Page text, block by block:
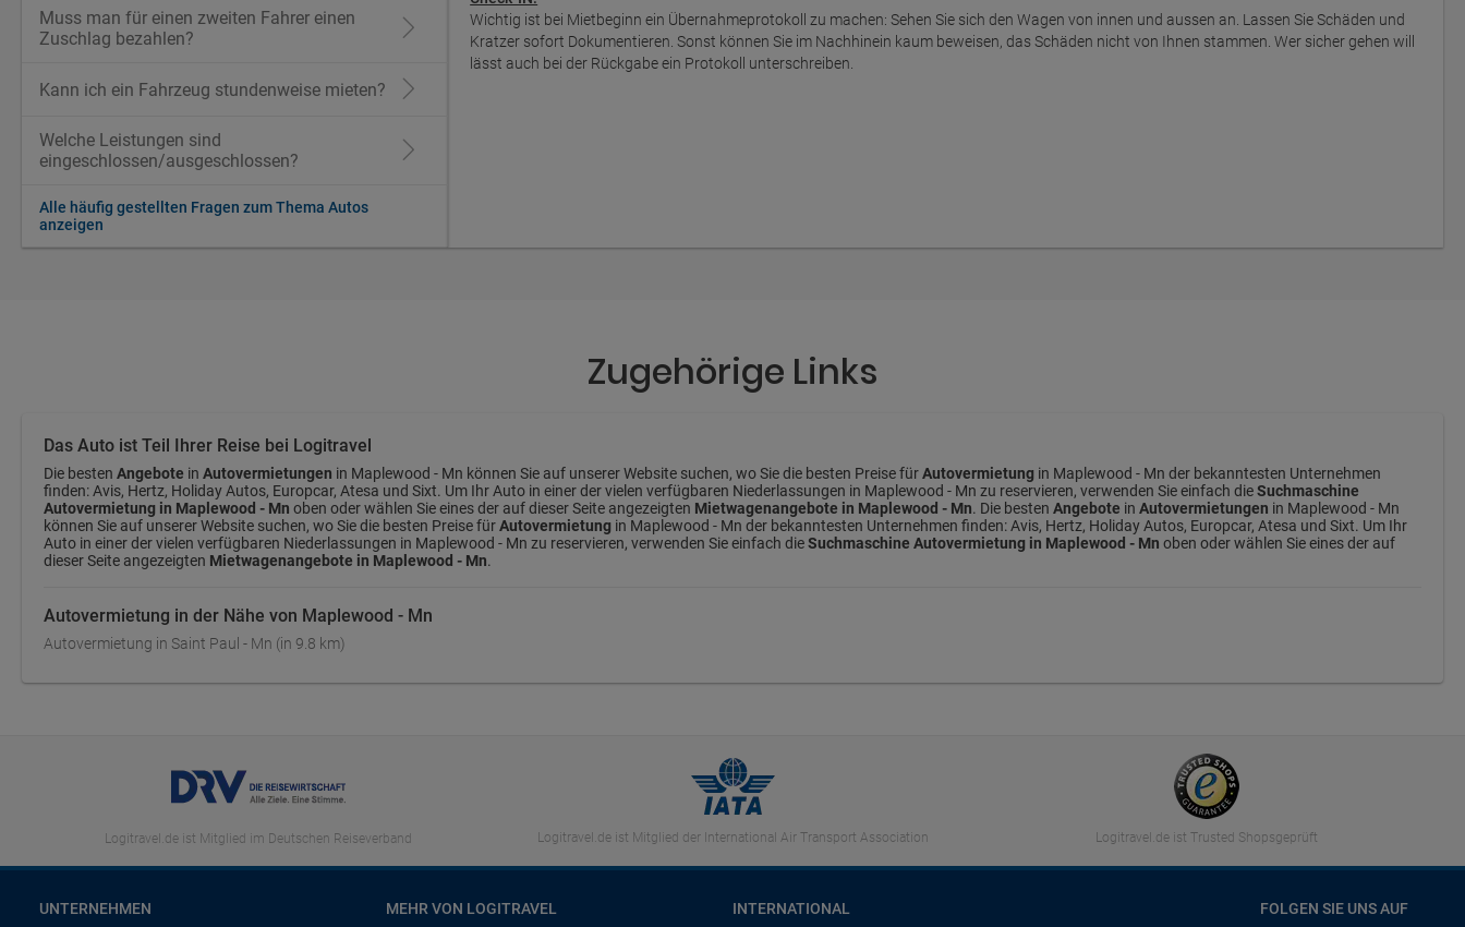
Muss man für einen zweiten Fahrer einen
Zuschlag bezahlen?
Kann ich ein Fahrzeug stundenweise mieten?
Welche Leistungen sind
eingeschlossen/ausgeschlossen?
Alle häufig gestellten Fragen zum Thema Autos
anzeigen
Wichtig ist bei Mietbeginn ein Übernahmeprotokoll zu machen: Sehen Sie sich den Wagen von innen und aussen an. Lassen Sie Schäden und
Kratzer sofort Dokumentieren. Sonst können Sie im Nachhinein kaum beweisen, das Schäden nicht von Ihnen stammen. Wer sicher gehen will
lässt auch bei der Rückgabe ein Protokoll unterschreiben.
Zugehörige Links
Das Auto ist Teil Ihrer Reise bei Logitravel
Die besten Angebote in Autovermietungen in Maplewood - Mn können Sie auf unserer Website suchen, wo Sie die besten Preise fürAutovermietung in Maplewood - Mn der bekanntesten Unternehmen
finden: Avis, Hertz, Holiday Autos, Europcar, Atesa und Sixt. Um Ihr Auto in einer der vielen verfügbaren Niederlassungen in Maplewood - Mn zu reservieren, verwenden Sie einfach dieSuchmaschine
Autovermietung in Maplewood - Mn oben oder wählen Sie eines der auf dieser Seite angezeigten Mietwagenangebote in Maplewood - Mn. Die besten Angebote in Autovermietungen in Maplewood - Mn
können Sie auf unserer Website suchen, wo Sie die besten Preise fürAutovermietung in Maplewood - Mn der bekanntesten Unternehmen finden: Avis, Hertz, Holiday Autos, Europcar, Atesa und Sixt. Um Ihr
Auto in einer der vielen verfügbaren Niederlassungen in Maplewood - Mn zu reservieren, verwenden Sie einfach dieSuchmaschine Autovermietung in Maplewood - Mn oben oder wählen Sie eines der auf
dieser Seite angezeigten Mietwagenangebote in Maplewood - Mn.
Autovermietung in der Nähe von Maplewood - Mn
Autovermietung in Saint Paul - Mn (in 9.8 km)
Logitravel.de ist Mitglied im Deutschen Reiseverband Logitravel.de ist Mitglied der International Air Transport Association Logitravel.de ist Trusted Shopsgeprüft
UNTERNEHMEN MEHR VON LOGITRAVEL INTERNATIONAL FOLGEN SIE UNS AUF